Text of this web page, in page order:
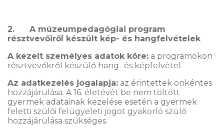
2. A múzeumpedagógiai program
résztvevőiről készült kép- és hangfelvételek
A kezelt személyes adatok köre: a programokon
résztvevőkről készülő hang- és képfelvétel.
Az adatkezelés jogalapja: az érintettek önkéntes
hozzájárulása. A 16. életévét be nem töltött
gyermek adatainak kezelése esetén a gyermek
feletti szülői felügyeleti jogot gyakorló szülő
hozzájárulása szükséges.